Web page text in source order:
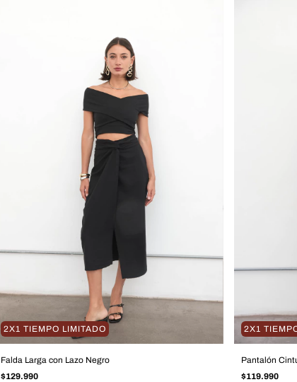
2X1 TIEMPO LIMITADO
Falda Larga con Lazo Negro
$129.990
2X1
Pantalón
$119.990